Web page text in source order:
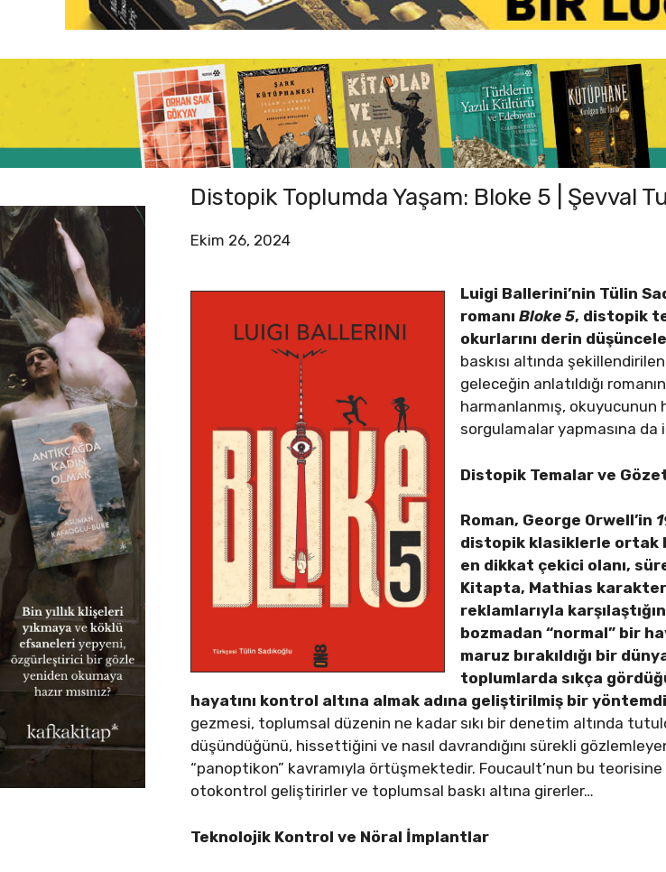
Distopik Toplumda Yaşam: Bloke 5 | Şevval
Ekim 26, 2024
Luigi Ballerini’nin Tülin
romanıBloke 5, distopik
okurlarını derin
baskısı altında
geleceğin anlatıldığı
harmanlanmış,
sorgulamalar yapmasına da
Distopik Temalar ve
Roman, George Orwell’in
distopik klasiklerle ortak
en dikkat çekici olanı,
Kitapta, Mathias
reklamlarıyla
bozmadan “normal” bir
maruz bırakıldığı bir
toplumlarda sıkça
hayatını kontrol altına almak adına geliştirilmiş bir
gezmesi, toplumsal düzenin ne kadar sıkı bir denetim altında
düşündüğünü, hissettiğini ve nasıl davrandığını sürekli
“panoptikon” kavramıyla örtüşmektedir. Foucault’nun bu
otokontrol geliştirirler ve toplumsal baskı altına girerler…
Teknolojik Kontrol ve Nöral İmplantlar